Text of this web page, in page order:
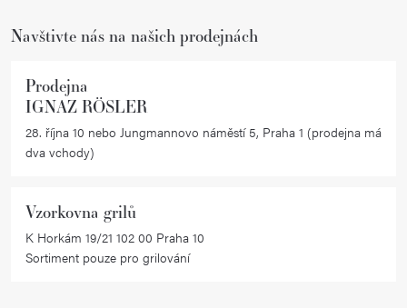
Navštivte nás na našich prodejnách
Prodejna
IGNAZ RÖSLER
28. října 10 nebo Jungmannovo náměstí 5, Praha 1 (prodejna má
dva vchody)
Vzorkovna grilů
K Horkám 19/21 102 00 Praha 10
Sortiment pouze pro grilování